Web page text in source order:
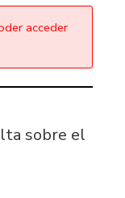
acceder
sobre el